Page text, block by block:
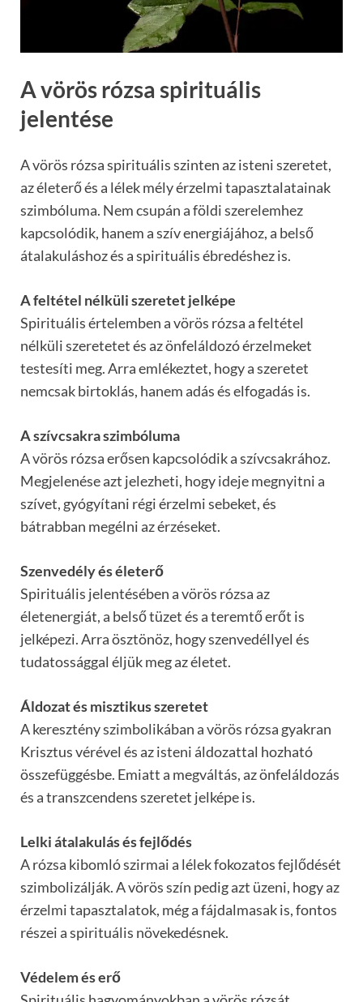
A vörös rózsa spirituális
jelentése
A vörös rózsa spirituális szinten az isteni szeretet,
az életerő és a lélek mély érzelmi tapasztalatainak
szimbóluma. Nem csupán a földi szerelemhez
kapcsolódik, hanem a szív energiájához, a belső
átalakuláshoz és a spirituális ébredéshez is.
A feltétel nélküli szeretet jelképe
Spirituális értelemben a vörös rózsa a feltétel
nélküli szeretetet és az önfeláldozó érzelmeket
testesíti meg. Arra emlékeztet, hogy a szeretet
nemcsak birtoklás, hanem adás és elfogadás is.
A szívcsakra szimbóluma
A vörös rózsa erősen kapcsolódik a szívcsakrához.
Megjelenése azt jelezheti, hogy ideje megnyitni a
szívet, gyógyítani régi érzelmi sebeket, és
bátrabban megélni az érzéseket.
Szenvedély és életerő
Spirituális jelentésében a vörös rózsa az
életenergiát, a belső tüzet és a teremtő erőt is
jelképezi. Arra ösztönöz, hogy szenvedéllyel és
tudatossággal éljük meg az életet.
Áldozat és misztikus szeretet
A keresztény szimbolikában a vörös rózsa gyakran
Krisztus vérével és az isteni áldozattal hozható
összefüggésbe. Emiatt a megváltás, az önfeláldozás
és a transzcendens szeretet jelképe is.
Lelki átalakulás és fejlődés
A rózsa kibomló szirmai a lélek fokozatos fejlődését
szimbolizálják. A vörös szín pedig azt üzeni, hogy az
érzelmi tapasztalatok, még a fájdalmasak is, fontos
részei a spirituális növekedésnek.
Védelem és erő